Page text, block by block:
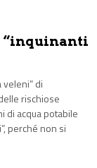
“inquinanti
veleni” di
rischiose
di acqua potabile
perché non si